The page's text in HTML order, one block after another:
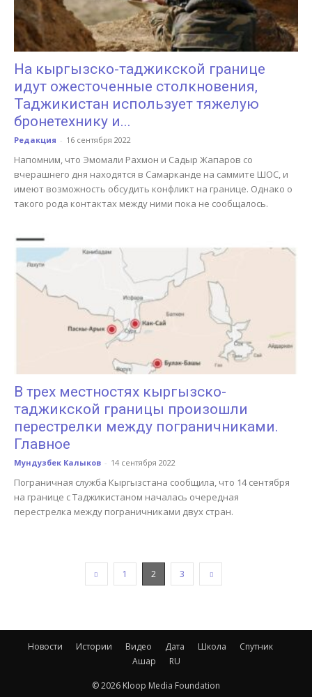
На кыргызско-таджикской границе
идут ожесточенные столкновения,
Таджикистан использует тяжелую
бронетехнику и...
Редакция - 16 сентября 2022
Напомним, что Эмомали Рахмон и Садыр Жапаров со
вчерашнего дня находятся в Самарканде на саммите ШОС, и
имеют возможность обсудить конфликт на границе. Однако о
такого рода контактах между ними пока не сообщалось.
В трех местностях кыргызско-
таджикской границы произошли
перестрелки между пограничниками.
Главное
Мундузбек Калыков - 14 сентября 2022
Пограничная служба Кыргызстана сообщила, что 14 сентября
на границе с Таджикистаном началась очередная
перестрелка между пограничниками двух стран.
1 2 3
Новости Истории Видео Дата Школа
Спутник
Ашар
RU
© 2026 Kloop Media Foundation